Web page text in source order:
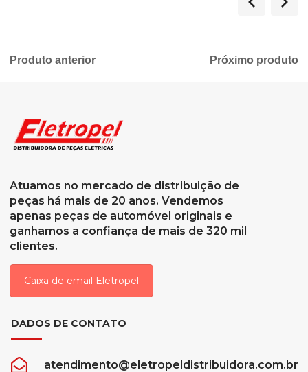
Produto anterior Próximo produto
Atuamos no mercado de distribuição de
peças há mais de 20 anos. Vendemos
apenas peças de automóvel originais e
ganhamos a confiança de mais de 320 mil
clientes.
Caixa de email Eletropel
DADOS DE CONTATO
atendimento@eletropeldistribuidora.com.br